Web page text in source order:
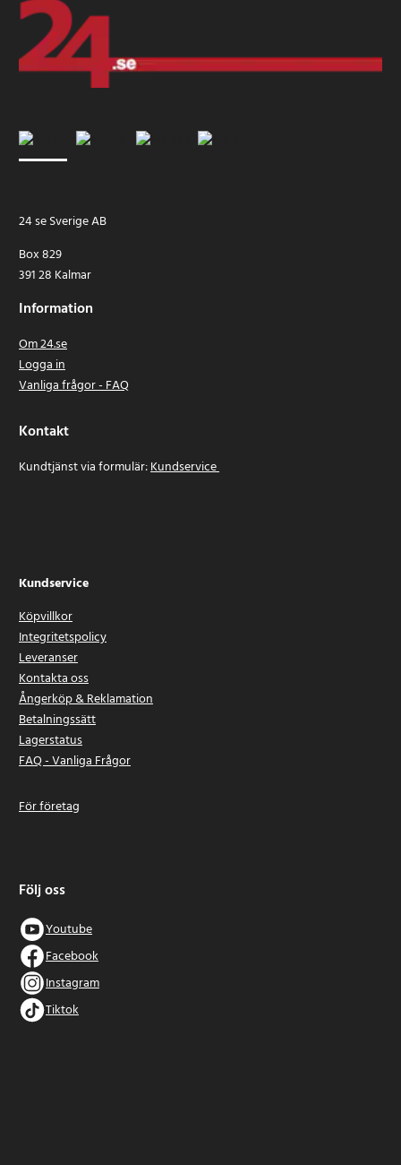
24 se Sverige AB
Box 829
391 28 Kalmar
Information
Om 24.se
Logga in
Vanliga frågor - FAQ
Kontakt
Kundtjänst via formulär:Kundservice
Kundservice
Köpvillkor
Integritetspolicy
Leveranser
Kontakta oss
Ångerköp & Reklamation
Betalningssätt
Lagerstatus
FAQ - Vanliga Frågor
För företag
Följ oss
Youtube
Facebook
Instagram
Tiktok